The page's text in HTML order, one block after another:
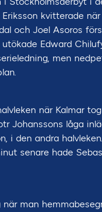
kvitterade
och Joel Asoros
Edward
men
när Kalmar
Johanssons låga
i den andra
senare hade
man